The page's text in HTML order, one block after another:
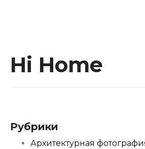
Hi Home
Рубрики
Архитектурная